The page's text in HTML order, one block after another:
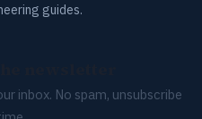
guides.
inbox. No spam, unsubscribe